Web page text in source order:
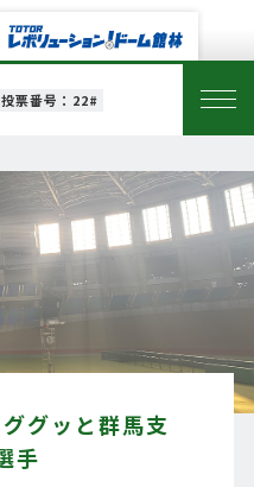
票番号：22#
グッと群馬支
手